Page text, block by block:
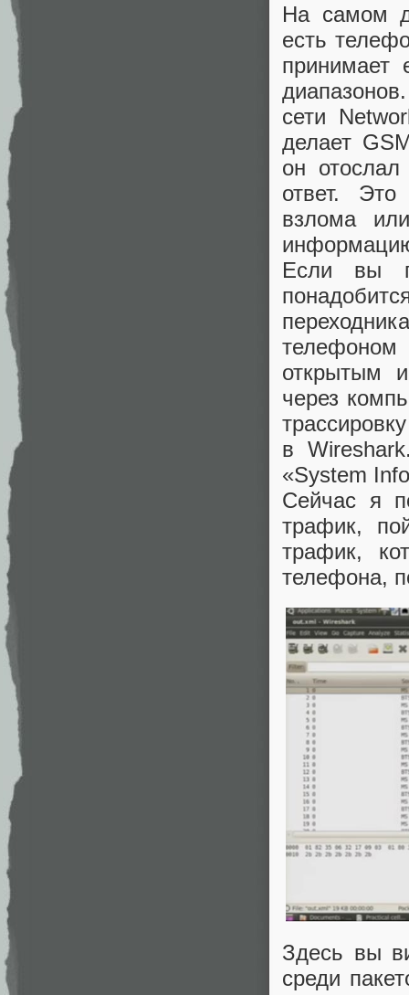
На самом
есть
принимает
сети
делает
он
ответ.
взлома
Если вы
открытым
через
в
«System
Сейчас я
трафик,
трафик,
телефона,
Здесь вы
среди